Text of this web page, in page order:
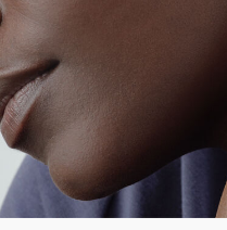
BOUCLES D'OREILLES À L'UNITÉ
BOUCLES D'OREILLES CLIPS
SET DE 3
SAUTOIRS
PENDENTIFS
COLLIERS DORÉS
MANCHETTES
BRACELETS À COMPOSER
MONTRES
BAGUES ARGENTÉES
CHEVALIÈRES
ZODIAQUE
PAMPILLES CRÉOLES
BOUCLES D'OREILLES COMPATIBLES
PIERCING HÉLIX & TRAGUS
PIERCINGS DORÉS
PIERCINGS ARGENTÉS
CADEAUX À MOINS DE 50€
CADEAUX À MOINS DE 100€
BIJOUX À COMPOSER
FOULARDS
CEINTURES
PORTE CLÉS
ARGENT SIGNATURE
MADELEINE
TALISMANS
MY AGATHA CLUB
NOUS REJOINDRE
NOUS CONTACTER